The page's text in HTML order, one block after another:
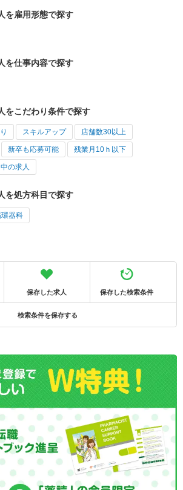
を雇用形態で探す
を仕事内容で探す
をこだわり条件で探す
スキルアップ 店舗数30以上
新卒も応募可能 残業月10ｈ以下
の求人
を処方科目で探す
器科
保存した求人 保存した検索条件
検索条件を保存する